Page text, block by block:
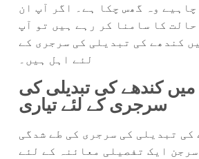
وہ گھس چکا ہے۔ اگر آپ ان
کا سامنا کر رہے ہیں تو آپ
کندھے کی تبدیلی کی سرجری کے
لئے اہل ہیں۔
کندھے کی تبدیلی کی
سرجری کے لئے تیاری
کی تبدیلی کی سرجری کی طے شدگی
ایک تفصیلی معائنہ کے لئے